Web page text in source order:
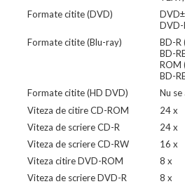
Formate citite (DVD)
DVD-
Formate citite (Blu-ray)
BD-R
BD-
ROM
BD-
Formate citite (HD DVD)
Nu se
Viteza de citire CD-ROM
24 x
Viteza de scriere CD-R
24 x
Viteza de scriere CD-RW
16 x
Viteza citire DVD-ROM
8 x
Viteza de scriere DVD-R
8 x